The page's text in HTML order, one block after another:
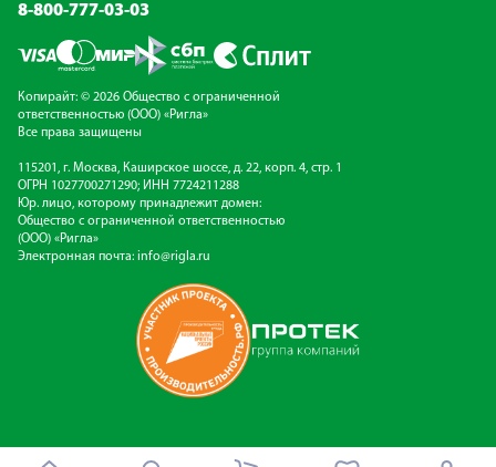
8-800-777-03-03
Копирайт: © 2026 Общество с ограниченной
ответственностью (ООО) «Ригла»
Все права защищены
115201, г. Москва, Каширское шоссе, д. 22, корп. 4, стр. 1
ОГРН 1027700271290; ИНН 7724211288
Юр. лицо, которому принадлежит домен:
Общество с ограниченной ответственностью
(ООО) «Ригла»
Электронная почта: info@rigla.ru